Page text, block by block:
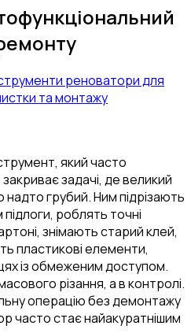
який часто
задачі, де великий
грубий. Ним підрізають
роблять точні
знімають старий клей,
пластикові елементи,
із обмеженим доступом.
різання, а в контролі.
операцію без демонтажу
часто стає найакуратнішим